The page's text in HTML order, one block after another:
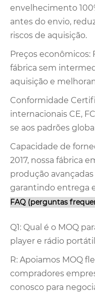
envelhecimento
antes do envio,
riscos de aquisição.
Preços
fábrica sem
aquisição e
Conformidade
internacionais CE,
se aos padrões
Capacidade de
2017, nossa fábrica
produção
garantindo entrega
FAQ (perguntas
Q1: Qual é o MOQ
player e rádio
R: Apoiamos MOQ
compradores
conosco para